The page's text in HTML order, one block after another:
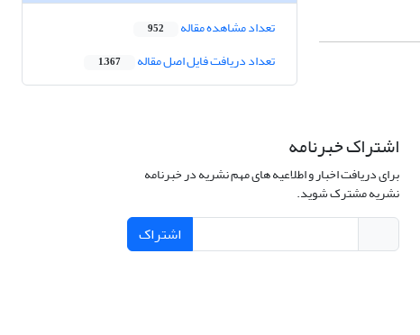
تعداد مشاهده مقاله 952
تعداد دریافت فایل اصل مقاله 1,367
اشتراک خبرنامه
برای دریافت اخبار و اطلاعیه های مهم نشریه در خبرنامه
نشریه مشترک شوید.
اشتراک